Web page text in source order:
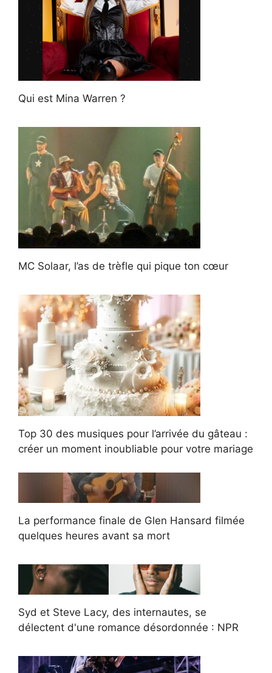
Qui est Mina Warren ?
MC Solaar, l’as de trèfle qui pique ton cœur
Top 30 des musiques pour l’arrivée du gâteau :
créer un moment inoubliable pour votre mariage
La performance finale de Glen Hansard filmée
quelques heures avant sa mort
Syd et Steve Lacy, des internautes, se
délectent d'une romance désordonnée : NPR